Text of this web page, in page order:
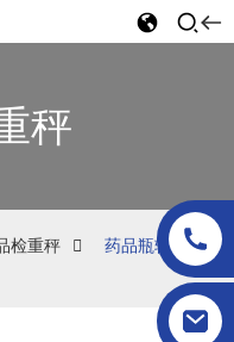
秤
检重秤
药品瓶转盘检重